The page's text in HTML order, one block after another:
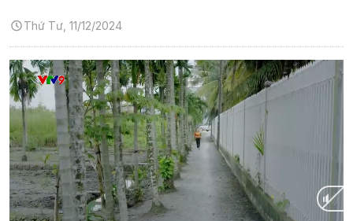
Thứ Tư, 11/12/2024